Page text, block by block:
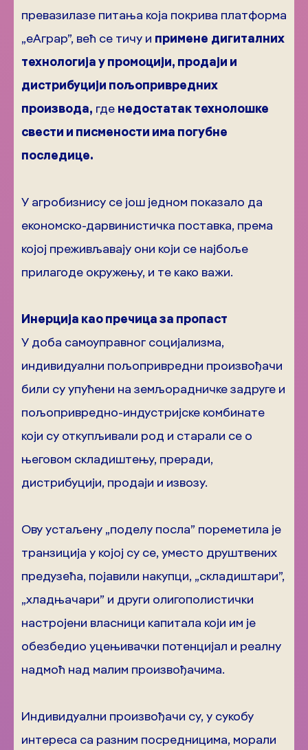
превазилазе питања која покрива платформа
„еАграр”, већ се тичу и примене дигиталних
технологија у промоцији, продаји и
дистрибуцији пољопривредних
производа, где недостатак технолошке
свести и писмености има погубне
последице.
У агробизнису се још једном показало да
економско-дарвинистичка поставка, према
којој преживљавају они који се најбоље
прилагоде окружењу, и те како важи.
Инерција као пречица за пропаст
У доба самоуправног социјализма,
индивидуални пољопривредни произвођачи
били су упућени на земљорадничке задруге и
пољопривредно-индустријске комбинате
који су откупљивали род и старали се о
његовом складиштењу, преради,
дистрибуцији, продаји и извозу.
Ову устаљену „поделу посла” пореметила је
транзиција у којој су се, уместо друштвених
предузећа, појавили накупци, „складиштари”,
„хладњачари” и други олигополистички
настројени власници капитала који им је
обезбедио уцењивачки потенцијал и реалну
надмоћ над малим произвођачима.
Индивидуални произвођачи су, у сукобу
интереса са разним посредницима, морали